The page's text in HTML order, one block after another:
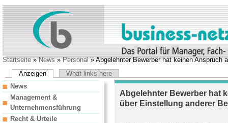
Startseite»News»Personal» Abgelehnter Bewerber hat keinen Anspruch
Anzeigen
What links here
Abgelehnter Bewerber hat
über Einstellung anderer
News
Management &
Unternehmensführung
Recht & Urteile